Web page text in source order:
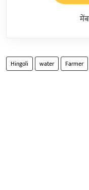
Hingoli water Farmer